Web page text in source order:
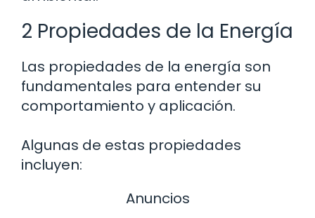
2 Propiedades de la Energía
Las propiedades de la energía son
fundamentales para entender su
comportamiento y aplicación.
Algunas de estas propiedades
incluyen:
Anuncios